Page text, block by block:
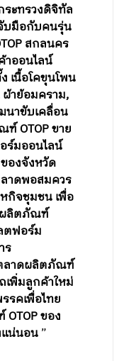
ะทรวงดิจิทัล
บมือกับคนรุ่น
สกลนคร
ออนไลน์
เนื้อโคขุนโพน
ผ้าย้อมคราม,
นาขับเคลื่อน
OTOP ขาย
ร์มออนไลน์
องจังหวัด
าดพอสมควร
กิจชุมชน เพื่อ
ผลิตภัณฑ์
ตฟอร์ม
ร
ลาดผลิตภัณฑ์
เพิ่มลูกค้าใหม่
รคเพื่อไทย
ของ
แน่นอน”